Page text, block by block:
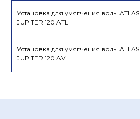
Установка для умягчения воды ATLAS
JUPITER 120 ATL
Установка для умягчения воды ATLAS
JUPITER 120 AVL